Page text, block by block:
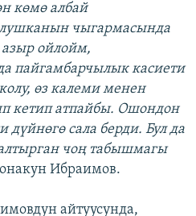
көмө албай
чыгармасында
ойлойм,
пайгамбарчылык касиети
өз калеми менен
кетип атпайбы. Ошондон
дүйнөгө сала берди. Бул да
чоң табышмагы
Ибраимов.
айтуусунда,